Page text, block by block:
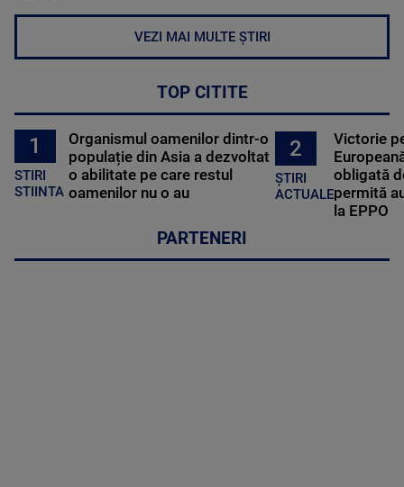
VEZI MAI MULTE ȘTIRI
TOP CITITE
1
STIRI
STIINTA
Organismul oamenilor dintr-o
populație din Asia a dezvoltat
o abilitate pe care restul
oamenilor nu o au
2
ȘTIRI
ACTUALE
Victorie
obligată
permită
la EPPO
PARTENERI